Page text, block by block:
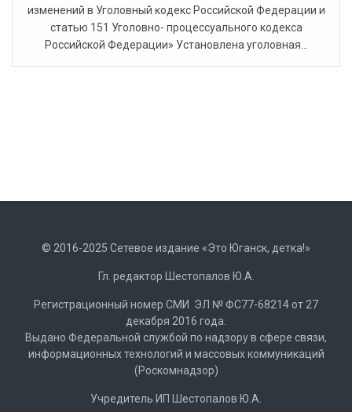
изменений в Уголовный кодекс Российской Федерации и
статью 151 Уголовно- процессуального кодекса
Российской Федерации» Установлена уголовная...
© 2016-2025 Сетевое издание «Это Юганск, детка!»
Гл. редактор Шестопалов Ю.А.
Регистрационный номер СМИ ЭЛ № ФС77-68214 от 27
декабря 2016 года.
Выдано Федеральной службой по надзору в сфере связи,
информационных технологий и массовых коммуникаций
(Роскомнадзор)
Учредитель ИП Шестопалов Ю.А.